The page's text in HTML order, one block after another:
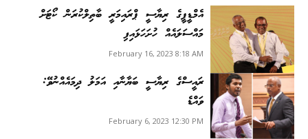
އެމްޑީޕީގެ ރިޔާސީ ޕްރައިމަރީ ބާތިލްކުރަން ކޯޓަށް
މައްސަލައެއް ހުށަހަޅައިފި
February 16, 2023 8:18 AM
ރައީސްގެ ރިޔާސީ ބަޔާނާއި އަމަލު ދިމައެއްނުވޭ:
ވައްޑެ
February 6, 2023 12:30 PM